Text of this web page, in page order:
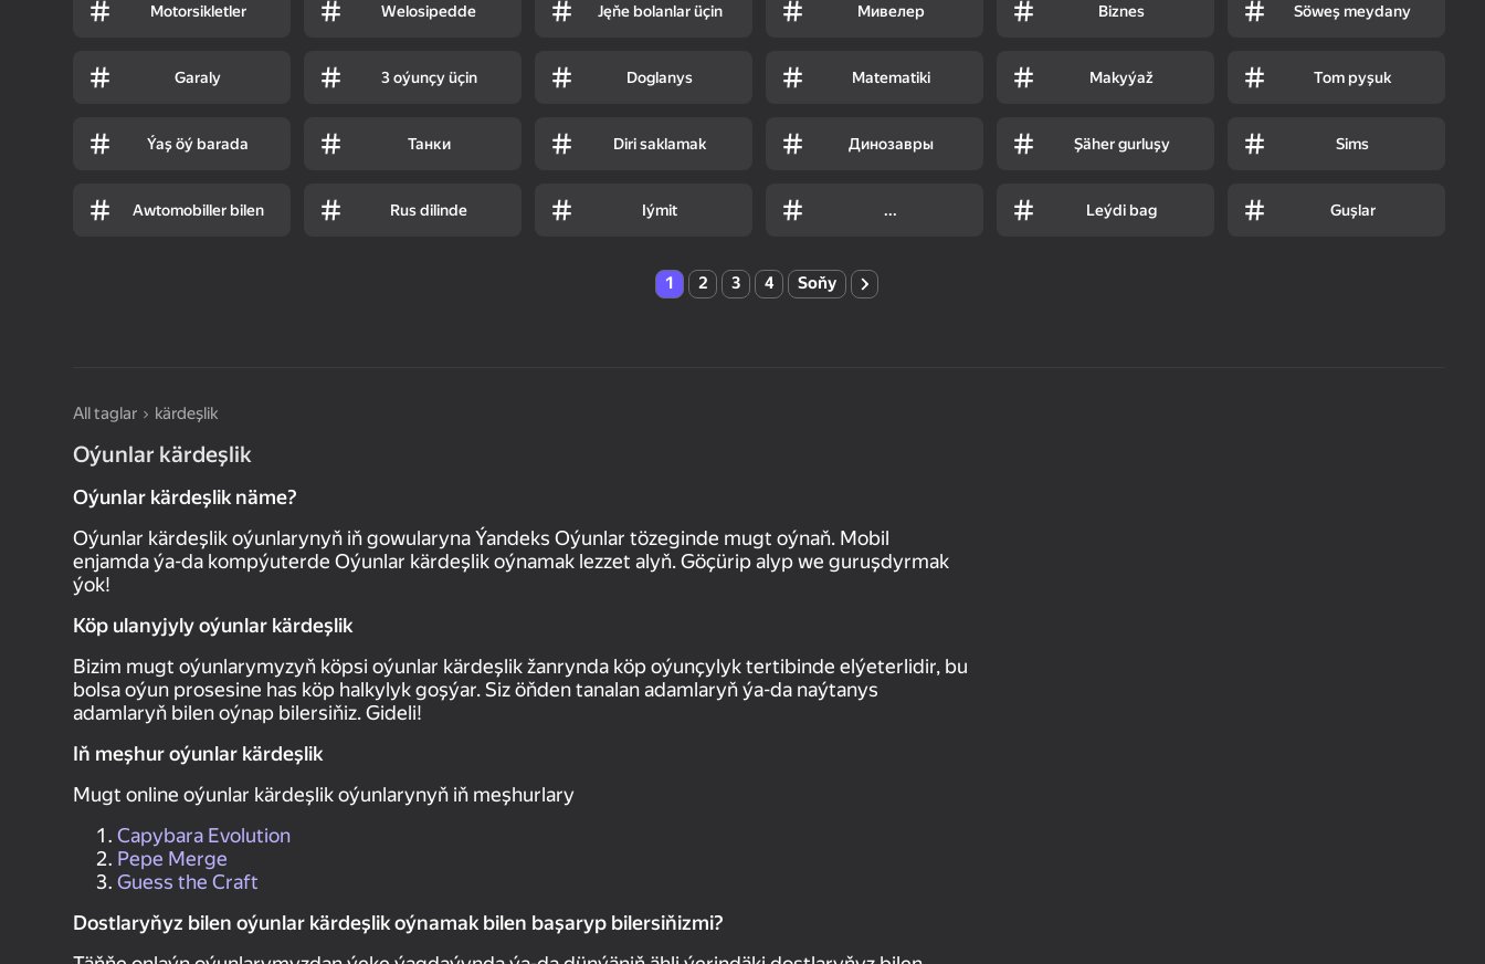
Motorsikletler Welosipedde Jęňe bolanlar üçin Мивелер Biznes Söweş meydany
Garaly 3 oýunçy üçin Doglanys Matematiki Makyýaž Tom pyşuk
Ýaş öý barada Танки Diri saklamak Динозавры Şäher gurluşy Sims
Awtomobiller bilen Rus dilinde Iýmit ... Leýdi bag Guşlar
1 2 3 4 Soňy
All taglar kärdeşlik
Oýunlar kärdeşlik
Oýunlar kärdeşlik näme?
Oýunlar kärdeşlik oýunlarynyň iň gowularyna Ýandeks Oýunlar tözeginde mugt oýnaň. Mobil
enjamda ýa-da kompýuterde Oýunlar kärdeşlik oýnamak lezzet alyň. Göçürip alyp we guruşdyrmak
ýok!
Köp ulanyjyly oýunlar kärdeşlik
Bizim mugt oýunlarymyzyň köpsi oýunlar kärdeşlik žanrynda köp oýunçylyk tertibinde elýeterlidir, bu
bolsa oýun prosesine has köp halkylyk goşýar. Siz öňden tanalan adamlaryň ýa-da naýtanys
adamlaryň bilen oýnap bilersiňiz. Gideli!
Iň meşhur oýunlar kärdeşlik
Mugt online oýunlar kärdeşlik oýunlarynyň iň meşhurlary
Capybara Evolution
Pepe Merge
Guess the Craft
Dostlaryňyz bilen oýunlar kärdeşlik oýnamak bilen başaryp bilersiňizmi?